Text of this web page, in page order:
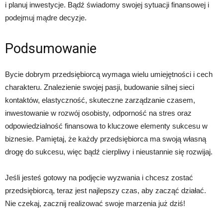
i planuj inwestycje. Bądź świadomy swojej sytuacji finansowej i
podejmuj mądre decyzje.
Podsumowanie
Bycie dobrym przedsiębiorcą wymaga wielu umiejętności i cech
charakteru. Znalezienie swojej pasji, budowanie silnej sieci
kontaktów, elastyczność, skuteczne zarządzanie czasem,
inwestowanie w rozwój osobisty, odporność na stres oraz
odpowiedzialność finansowa to kluczowe elementy sukcesu w
biznesie. Pamiętaj, że każdy przedsiębiorca ma swoją własną
drogę do sukcesu, więc bądź cierpliwy i nieustannie się rozwijaj.
Jeśli jesteś gotowy na podjęcie wyzwania i chcesz zostać
przedsiębiorcą, teraz jest najlepszy czas, aby zacząć działać.
Nie czekaj, zacznij realizować swoje marzenia już dziś!